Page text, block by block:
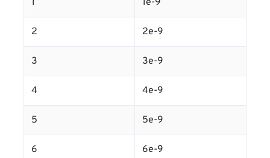
1 1e-9
2 2e-9
3 3e-9
4 4e-9
5 5e-9
6 6e-9